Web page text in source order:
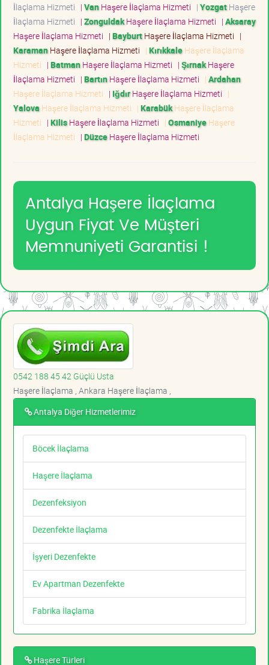
İlaçlama Hizmeti | VanHaşere İlaçlama Hizmeti | YozgatHaşere
İlaçlama Hizmeti | ZonguldakHaşere İlaçlama Hizmeti | Aksaray
Haşere İlaçlama Hizmeti | BayburtHaşere İlaçlama Hizmeti |
KaramanHaşere İlaçlama Hizmeti | KırıkkaleHaşere İlaçlama
Hizmeti | BatmanHaşere İlaçlama Hizmeti | ŞırnakHaşere
İlaçlama Hizmeti | BartınHaşere İlaçlama Hizmeti | Ardahan
Haşere İlaçlama Hizmeti | IğdırHaşere İlaçlama Hizmeti |
Yalova Haşere İlaçlama Hizmeti | KarabükHaşere İlaçlama
Hizmeti | KilisHaşere İlaçlama Hizmeti | OsmaniyeHaşere
İlaçlama Hizmeti | DüzceHaşere İlaçlama Hizmeti
Antalya Haşere İlaçlama
Uygun Fiyat Ve Müşteri
Memnuniyeti Garantisi !
0542 188 45 42 Güçlü Usta
Haşere İlaçlama , Ankara Haşere İlaçlama ,
Antalya Diğer Hizmetlerimiz
Böcek İlaçlama
Haşere İlaçlama
Dezenfeksiyon
Dezenfekte İlaçlama
İşyeri Dezenfekte
Ev Apartman Dezenfekte
Fabrika İlaçlama
Haşere Türleri